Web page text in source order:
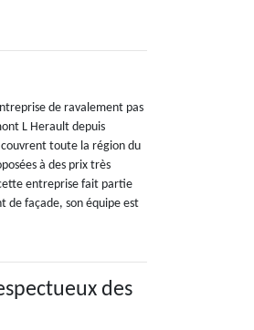
de ravalement pas
L Herault depuis
couvrent toute la région du
à des prix très
entreprise fait partie
de façade, son équipe est
des